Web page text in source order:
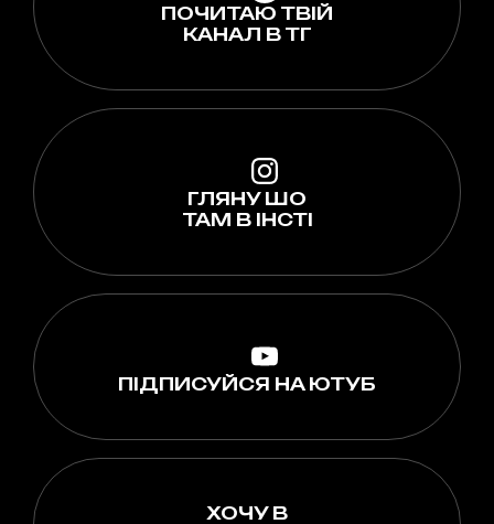
ПОЧИТАЮ ТВІЙ
КАНАЛ В ТГ
ГЛЯНУ ШО
ТАМ В ІНСТІ
ПІДПИСУЙСЯ НА ЮТУБ
ХОЧУ В